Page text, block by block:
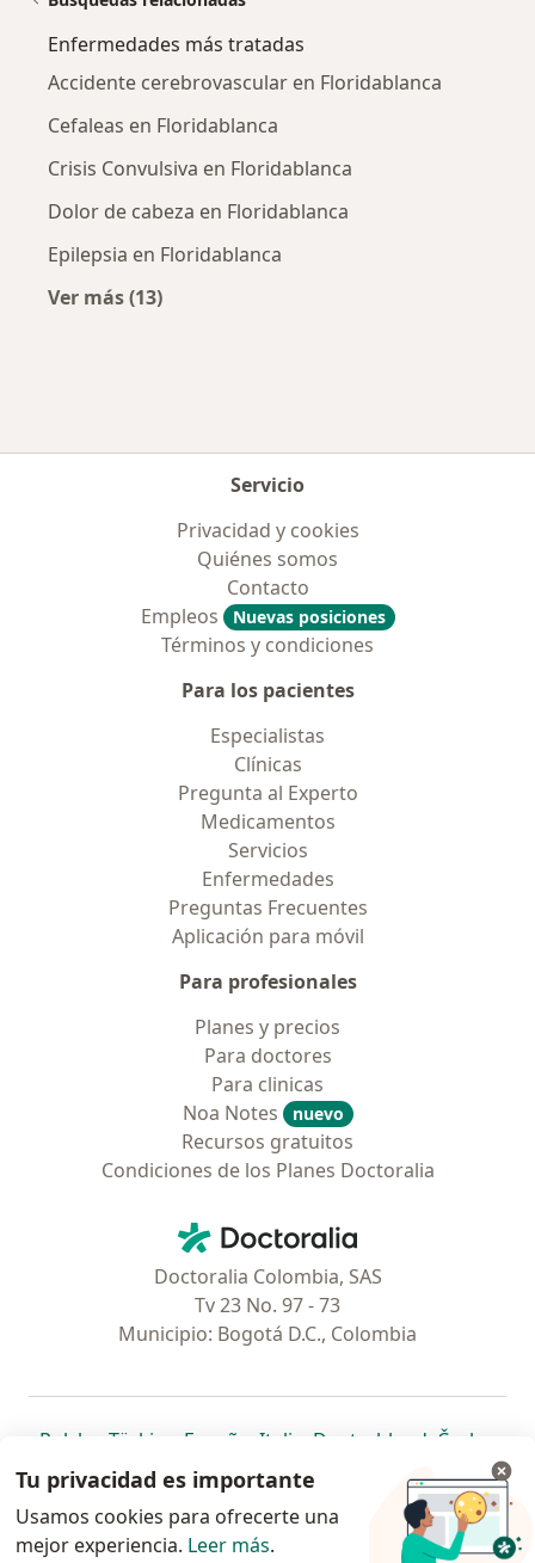
Enfermedades más tratadas
Accidente cerebrovascular en Floridablanca
Cefaleas en Floridablanca
Crisis Convulsiva en Floridablanca
Dolor de cabeza en Floridablanca
Epilepsia en Floridablanca
Ver más (13)
Servicio
Privacidad y cookies
Quiénes somos
Contacto
Empleos
Nuevas posiciones
Términos y condiciones
Para los pacientes
Especialistas
Clínicas
Pregunta al Experto
Medicamentos
Servicios
Enfermedades
Preguntas Frecuentes
Aplicación para móvil
Para profesionales
Planes y precios
Para doctores
Para clinicas
Noa Notes
nuevo
Recursos gratuitos
Condiciones de los Planes Doctoralia
Doctoralia - Página de inicio
Doctoralia Colombia, SAS
Tv 23 No. 97 - 73
Municipio: Bogotá D.C., Colombia
Polska se abre en una nueva pestaña
Türkiye se abre en una nueva pestaña
España se abre en una nueva pestaña
Italia se abre en una nueva
Deutschlandse abre en
Česko
Portugal
se abre en una nueva pestaña
México se abre en una nueva pestaña
Chile se abre en una nueva pestaña
Brasil se abre en una nueva
se abre en
se
se abre en una nueva
www.doctoralia.co © 2026 - Encuentra tu
Tu privacidad es importante
Usamos cookies para ofrecerte una
mejor experiencia. Leer más.